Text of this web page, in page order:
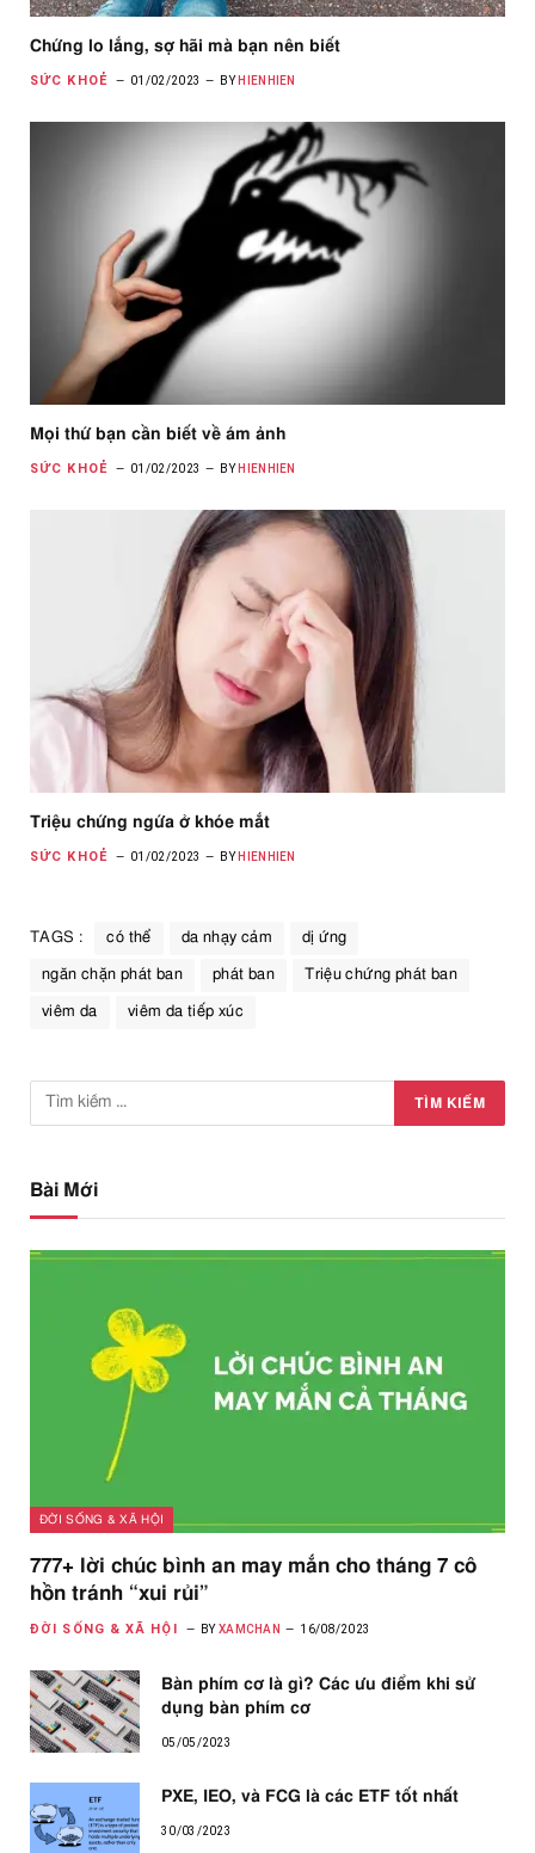
Chứng lo lắng, sợ hãi mà bạn nên biết
SỨC KHOẺ 01/02/2023 BY HIENHIEN
Mọi thứ bạn cần biết về ám ảnh
SỨC KHOẺ 01/02/2023 BY HIENHIEN
Triệu chứng ngứa ở khóe mắt
SỨC KHOẺ 01/02/2023 BY HIENHIEN
TAGS : có thể da nhạy cảm dị ứng
ngăn chặn phát ban phát ban Triệu chứng phát ban
viêm da viêm da tiếp xúc
Bài Mới
ĐỜI SỐNG & XÃ HỘI
777+ lời chúc bình an may mắn cho tháng 7 cô
hồn tránh “xui rủi”
ĐỜI SỐNG & XÃ HỘI BY XAMCHAN 16/08/2023
Bàn phím cơ là gì? Các ưu điểm khi sử
dụng bàn phím cơ
05/05/2023
PXE, IEO, và FCG là các ETF tốt nhất
30/03/2023